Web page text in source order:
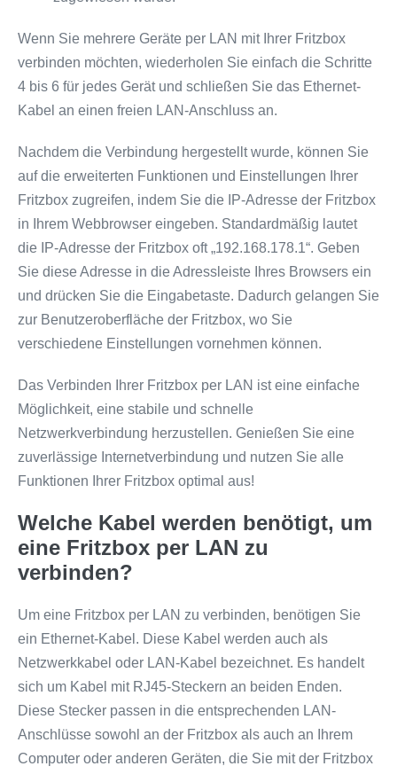
Wenn Sie mehrere Geräte per LAN mit Ihrer Fritzbox
verbinden möchten, wiederholen Sie einfach die Schritte
4 bis 6 für jedes Gerät und schließen Sie das Ethernet-
Kabel an einen freien LAN-Anschluss an.
Nachdem die Verbindung hergestellt wurde, können Sie
auf die erweiterten Funktionen und Einstellungen Ihrer
Fritzbox zugreifen, indem Sie die IP-Adresse der Fritzbox
in Ihrem Webbrowser eingeben. Standardmäßig lautet
die IP-Adresse der Fritzbox oft „192.168.178.1“. Geben
Sie diese Adresse in die Adressleiste Ihres Browsers ein
und drücken Sie die Eingabetaste. Dadurch gelangen Sie
zur Benutzeroberfläche der Fritzbox, wo Sie
verschiedene Einstellungen vornehmen können.
Das Verbinden Ihrer Fritzbox per LAN ist eine einfache
Möglichkeit, eine stabile und schnelle
Netzwerkverbindung herzustellen. Genießen Sie eine
zuverlässige Internetverbindung und nutzen Sie alle
Funktionen Ihrer Fritzbox optimal aus!
Welche Kabel werden benötigt, um
eine Fritzbox per LAN zu
verbinden?
Um eine Fritzbox per LAN zu verbinden, benötigen Sie
ein Ethernet-Kabel. Diese Kabel werden auch als
Netzwerkkabel oder LAN-Kabel bezeichnet. Es handelt
sich um Kabel mit RJ45-Steckern an beiden Enden.
Diese Stecker passen in die entsprechenden LAN-
Anschlüsse sowohl an der Fritzbox als auch an Ihrem
Computer oder anderen Geräten, die Sie mit der Fritzbox